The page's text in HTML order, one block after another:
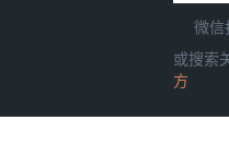
微信
或搜索
方